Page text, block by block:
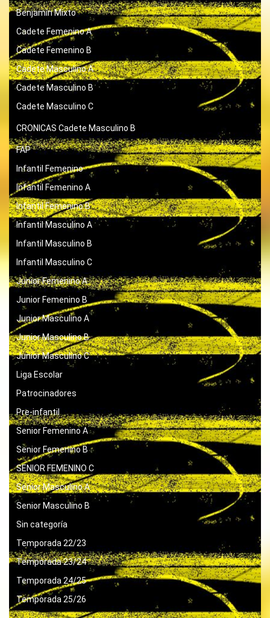
Benjamín Mixto
Cadete Femenino A
Cadete Femenino B
Cadete Masculino A
Cadete Masculino B
Cadete Masculino C
CRONICAS Cadete Masculino B
FAP
Infantil Femenino
Infantil Femenino A
Infantil Femenino B
Infantil Masculino A
Infantil Masculino B
Infantil Masculino C
Junior Femenino A
Junior Femenino B
Junior Masculino A
Junior Masculino B
Junior Masculino C
Liga Escolar
Patrocinadores
Pre-infantil
Senior Femenino A
Senior Femenino B
SENIOR FEMENINO C
Senior Masculino A
Senior Masculino B
Sin categoría
Temporada 22/23
Temporada 23/24
Temporada 24/25
Temporada 25/26